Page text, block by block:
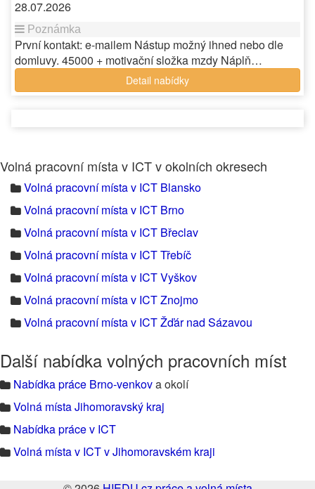
28.07.2026
První kontakt: e-mailem Nástup možný ihned nebo dle
domluvy. 45000 + motivační složka mzdy Náplň…
Detail nabídky
Volná pracovní místa v ICT v okolních okresech
Volná pracovní místa v ICT Blansko
Volná pracovní místa v ICT Brno
Volná pracovní místa v ICT Břeclav
Volná pracovní místa v ICT Třebíč
Volná pracovní místa v ICT Vyškov
Volná pracovní místa v ICT Znojmo
Volná pracovní místa v ICT Žďár nad Sázavou
Další nabídka volných pracovních míst
Nabídka práce Brno-venkova okolí
Volná místa Jihomoravský kraj
Nabídka práce v ICT
Volná místa v ICT v Jihomoravském kraji